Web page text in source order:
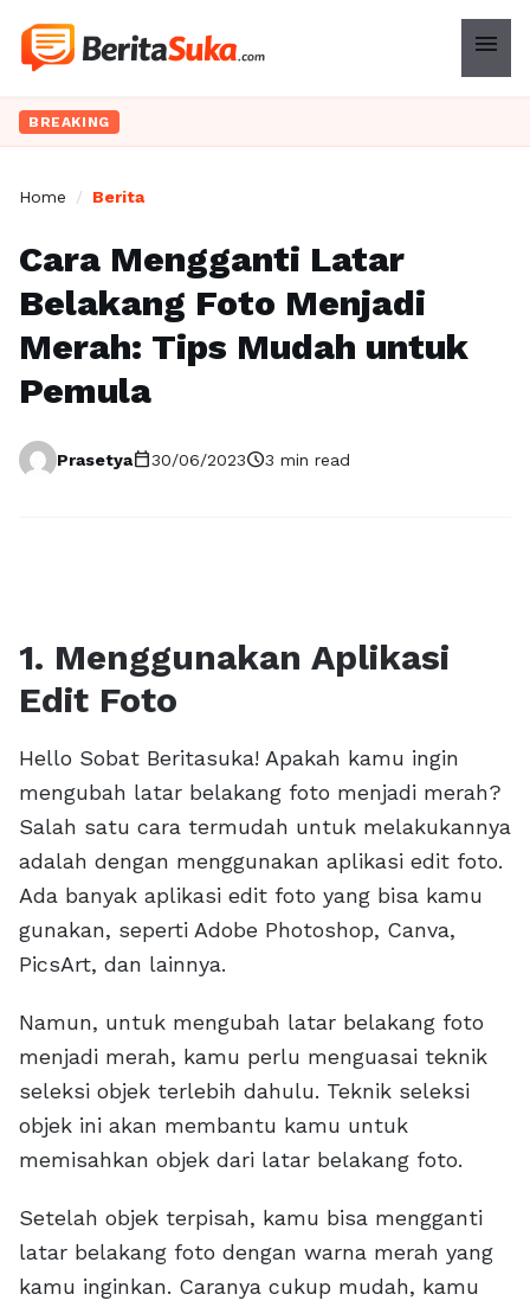
menu
BREAKING
Home / Berita
Cara Mengganti Latar
Belakang Foto Menjadi
Merah: Tips Mudah untuk
Pemula
Prasetyacalendar_today30/06/2023schedule3 min read
1. Menggunakan Aplikasi
Edit Foto
Hello Sobat Beritasuka! Apakah kamu ingin
mengubah latar belakang foto menjadi merah?
Salah satu cara termudah untuk melakukannya
adalah dengan menggunakan aplikasi edit foto.
Ada banyak aplikasi edit foto yang bisa kamu
gunakan, seperti Adobe Photoshop, Canva,
PicsArt, dan lainnya.
Namun, untuk mengubah latar belakang foto
menjadi merah, kamu perlu menguasai teknik
seleksi objek terlebih dahulu. Teknik seleksi
objek ini akan membantu kamu untuk
memisahkan objek dari latar belakang foto.
Setelah objek terpisah, kamu bisa mengganti
latar belakang foto dengan warna merah yang
kamu inginkan. Caranya cukup mudah, kamu